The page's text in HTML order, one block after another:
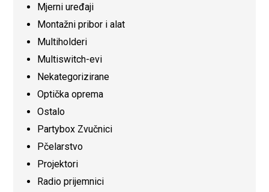
Mjerni uređaji
Montažni pribor i alat
Multiholderi
Multiswitch-evi
Nekategorizirane
Optička oprema
Ostalo
Partybox Zvučnici
Pčelarstvo
Projektori
Radio prijemnici